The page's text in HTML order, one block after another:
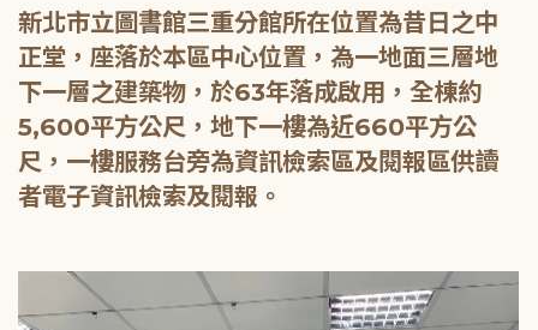
新北市立圖書館三重分館所在位置為昔日之中
正堂，座落於本區中心位置，為一地面三層地
下一層之建築物，於63年落成啟用，全棟約
5,600平方公尺，地下一樓為近660平方公
尺，一樓服務台旁為資訊檢索區及閱報區供讀
者電子資訊檢索及閱報。